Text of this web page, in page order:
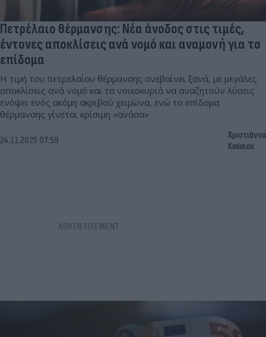
Πετρέλαιο θέρμανσης: Νέα άνοδος στις τιμές,
έντονες αποκλίσεις ανά νομό και αναμονή για το
επίδομα
Η τιμή του πετρελαίου θέρμανσης ανεβαίνει ξανά, με μεγάλες
αποκλίσεις ανά νομό και τα νοικοκυριά να αναζητούν λύσεις
ενόψει ενός ακόμη ακριβού χειμώνα, ενώ το επίδομα
θέρμανσης γίνεται κρίσιμη «ανάσα»
24.11.2025 07:59
Χριστιάννα
Κούσιου